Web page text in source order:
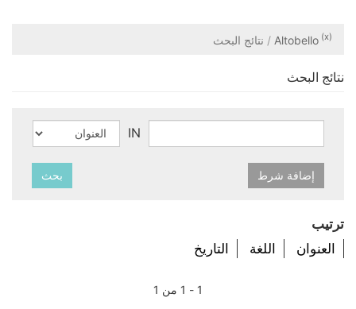
Altobello (x) نتائج البحث
نتائج البحث
IN
إضافة شرط بحث
ترتيب
العنوان
اللغة التاريخ
1 - 1 من 1